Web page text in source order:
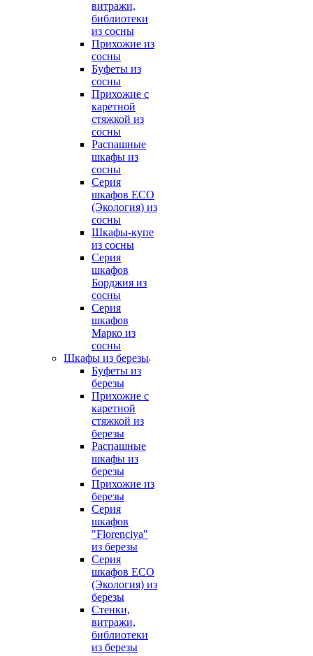
витражи,
библиотеки
из сосны
Прихожие из
сосны
Буфеты из
сосны
Прихожие с
каретной
стяжкой из
сосны
Распашные
шкафы из
сосны
Серия
шкафов ECO
(Экология) из
сосны
Шкафы-купе
из сосны
Серия
шкафов
Борджия из
сосны
Серия
шкафов
Марко из
сосны
Шкафы из березы
Буфеты из
березы
Прихожие с
каретной
стяжкой из
березы
Распашные
шкафы из
березы
Прихожие из
березы
Серия
шкафов
"Florenciya"
из березы
Серия
шкафов ECO
(Экология) из
березы
Стенки,
витражи,
библиотеки
из березы